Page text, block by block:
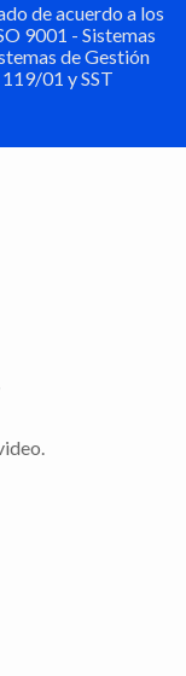
de acuerdo a los
9001 - Sistemas
de Gestión
01 y SST